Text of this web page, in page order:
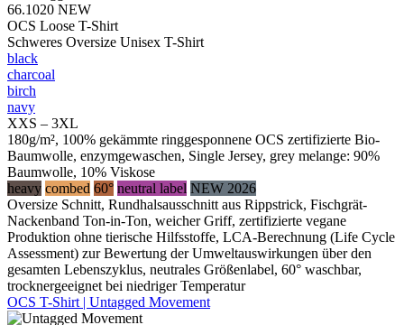
66.1020 NEW
OCS Loose T-Shirt
Schweres Oversize Unisex T-Shirt
black
charcoal
birch
navy
XXS – 3XL
180g/m², 100% gekämmte ringgesponnene OCS zertifizierte Bio-
Baumwolle, enzymgewaschen, Single Jersey, grey melange: 90%
Baumwolle, 10% Viskose
heavy combed 60° neutral label NEW 2026
Oversize Schnitt, Rundhalsausschnitt aus Rippstrick, Fischgrät-
Nackenband Ton-in-Ton, weicher Griff, zertifizierte vegane
Produktion ohne tierische Hilfsstoffe, LCA-Berechnung (Life Cycle
Assessment) zur Bewertung der Umweltauswirkungen über den
gesamten Lebenszyklus, neutrales Größenlabel, 60° waschbar,
trocknergeeignet bei niedriger Temperatur
OCS T-Shirt | Untagged Movement